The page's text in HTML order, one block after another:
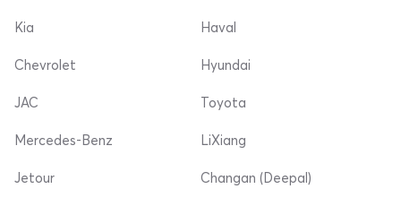
Kia
Chevrolet
Haval
Hyundai
JAC
Mercedes-Benz
Jetour
Toyota
LiXiang
Changan (Deepal)